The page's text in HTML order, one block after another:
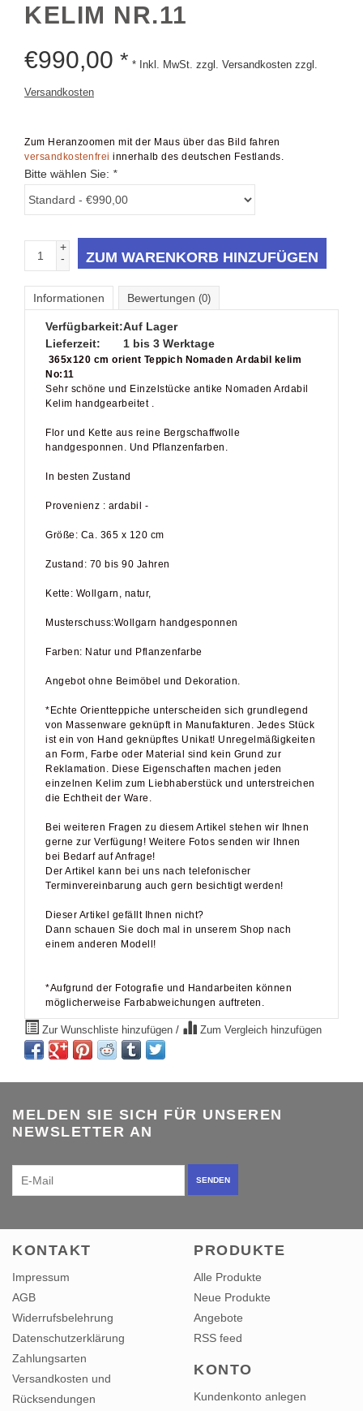
KELIM NR.11
€990,00 * * Inkl. MwSt. zzgl. Versandkosten zzgl.
Versandkosten
Zum Heranzoomen mit der Maus über das Bild fahren
versandkostenfrei innerhalb des deutschen Festlands.
Bitte wählen Sie: *
+
-
ZUM WARENKORB HINZUFÜGEN
Informationen Bewertungen (0)
Verfügbarkeit:Auf Lager
Lieferzeit:
1 bis 3 Werktage
365x120 cm orient Teppich Nomaden Ardabil kelim
No:11
Sehr schöne und Einzelstücke antike Nomaden Ardabil
Kelim handgearbeitet .
Flor und Kette aus reine Bergschaffwolle
handgesponnen. Und Pflanzenfarben.
In besten Zustand
Provenienz : ardabil -
Größe: Ca. 365 x 120 cm
Zustand: 70 bis 90 Jahren
Kette: Wollgarn, natur,
Musterschuss:Wollgarn handgesponnen
Farben: Natur und Pflanzenfarbe
Angebot ohne Beimöbel und Dekoration.
*Echte Orientteppiche unterscheiden sich grundlegend
von Massenware geknüpft in Manufakturen. Jedes Stück
ist ein von Hand geknüpftes Unikat! Unregelmäßigkeiten
an Form, Farbe oder Material sind kein Grund zur
Reklamation. Diese Eigenschaften machen jeden
einzelnen Kelim zum Liebhaberstück und unterstreichen
die Echtheit der Ware.
Bei weiteren Fragen zu diesem Artikel stehen wir Ihnen
gerne zur Verfügung! Weitere Fotos senden wir Ihnen
bei Bedarf auf Anfrage!
Der Artikel kann bei uns nach telefonischer
Terminvereinbarung auch gern besichtigt werden!
Dieser Artikel gefällt Ihnen nicht?
Dann schauen Sie doch mal in unserem Shop nach
einem anderen Modell!
*Aufgrund der Fotografie und Handarbeiten können
möglicherweise Farbabweichungen auftreten.
Zur Wunschliste hinzufügen / Zum Vergleich hinzufügen
MELDEN SIE SICH FÜR UNSEREN
NEWSLETTER AN
SENDEN
KONTAKT
Impressum
AGB
Widerrufsbelehrung
Datenschutzerklärung
Zahlungsarten
Versandkosten und
Rücksendungen
PRODUKTE
Alle Produkte
Neue Produkte
Angebote
RSS feed
KONTO
Kundenkonto anlegen